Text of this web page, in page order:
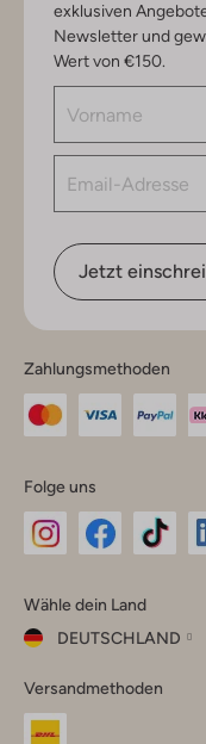
exklusiven
Newsletter und
Wert von €150.
Jetzt
Zahlungsmethoden
Folge uns
Instagram
Facebook
TikTok
Wähle dein Land
DEUTSCHLAND
dein
Land
Versandmethoden